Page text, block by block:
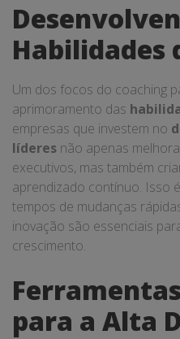
Habilidades
Um dos focos do coaching
aprimoramento das
empresas que investem no
líderes não apenas
executivos, mas também
aprendizado contínuo. Isso
tempos de mudanças
inovação são essenciais
crescimento.
para a Alta